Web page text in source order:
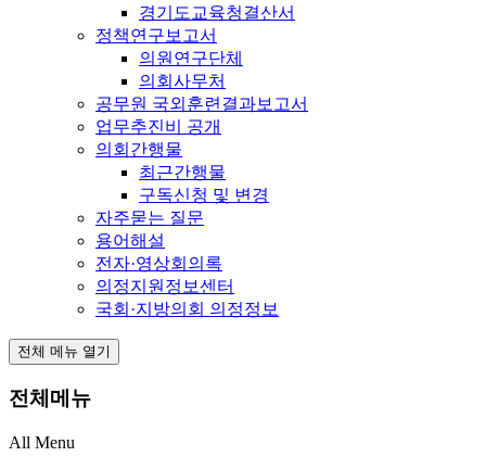
경기도교육청결산서
정책연구보고서
의원연구단체
의회사무처
공무원 국외훈련결과보고서
업무추진비 공개
의회간행물
최근간행물
구독신청 및 변경
자주묻는 질문
용어해설
전자·영상회의록
의정지원정보센터
국회·지방의회 의정정보
전체 메뉴 열기
전체메뉴
All Menu